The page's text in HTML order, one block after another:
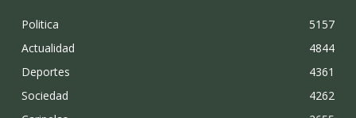
Politica
5157
Actualidad
4844
Deportes
4361
Sociedad
4262